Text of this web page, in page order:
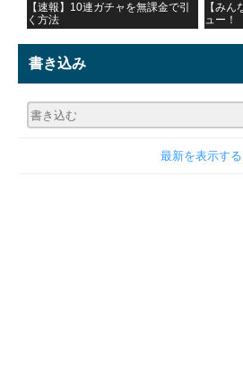
【速報】10連ガチャを無課金で引
く方法
【み
ュー！
書き込み
最新を表示する